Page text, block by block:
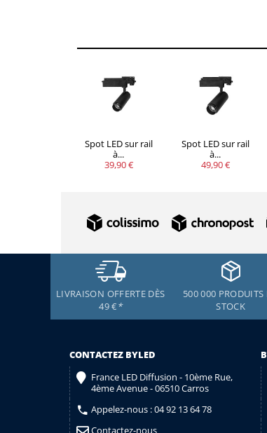
Spot LED sur rail
à...
39,90 €
Spot LED sur rail
à...
49,90 €
LIVRAISON OFFERTE DÈS
49 €*
500 000 PRODUITS
STOCK
CONTACTEZ BYLED
France LED Diffusion - 10ème Rue,
4ème Avenue - 06510 Carros
Appelez-nous :04 92 13 64 78
Contactez-nous